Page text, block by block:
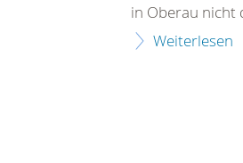
in Oberau nicht
Weiterlesen